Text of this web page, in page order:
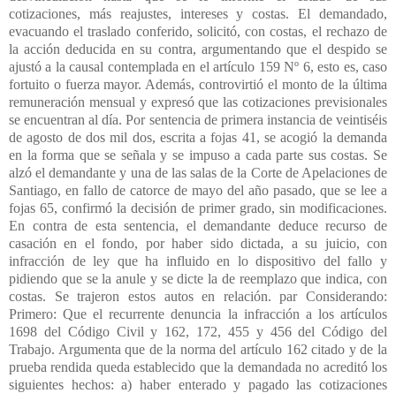
cotizaciones, más reajustes, intereses y costas. El demandado,
evacuando el traslado conferido, solicitó, con costas, el rechazo de
la acción deducida en su contra, argumentando que el despido se
ajustó a la causal contemplada en el artículo 159 Nº 6, esto es, caso
fortuito o fuerza mayor. Además, controvirtió el monto de la última
remuneración mensual y expresó que las cotizaciones previsionales
se encuentran al día. Por sentencia de primera instancia de veintiséis
de agosto de dos mil dos, escrita a fojas 41, se acogió la demanda
en la forma que se señala y se impuso a cada parte sus costas. Se
alzó el demandante y una de las salas de la Corte de Apelaciones de
Santiago, en fallo de catorce de mayo del año pasado, que se lee a
fojas 65, confirmó la decisión de primer grado, sin modificaciones.
En contra de esta sentencia, el demandante deduce recurso de
casación en el fondo, por haber sido dictada, a su juicio, con
infracción de ley que ha influido en lo dispositivo del fallo y
pidiendo que se la anule y se dicte la de reemplazo que indica, con
costas. Se trajeron estos autos en relación. par Considerando:
Primero: Que el recurrente denuncia la infracción a los artículos
1698 del Código Civil y 162, 172, 455 y 456 del Código del
Trabajo. Argumenta que de la norma del artículo 162 citado y de la
prueba rendida queda establecido que la demandada no acreditó los
siguientes hechos: a) haber enterado y pagado las cotizaciones